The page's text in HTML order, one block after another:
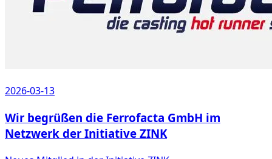
2026-03-13
Wir begrüßen die Ferrofacta GmbH im
Netzwerk der Initiative ZINK